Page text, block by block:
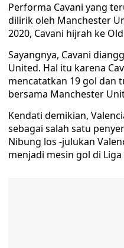
Performa Cavani yang
dilirik oleh Manchester
2020, Cavani hijrah ke
Sayangnya, Cavani
United. Hal itu karena
mencatatkan 19 gol dan
bersama Manchester
Kendati demikian,
sebagai salah satu
Nibung los -julukan
menjadi mesin gol di Liga